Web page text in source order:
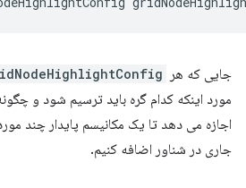
جایی که هر
مورد اینکه کدام گره باید ترسیم شود و
اجازه می دهد تا یک مکانیسم پایدار چند
جاری در شناور اضافه کنیم.